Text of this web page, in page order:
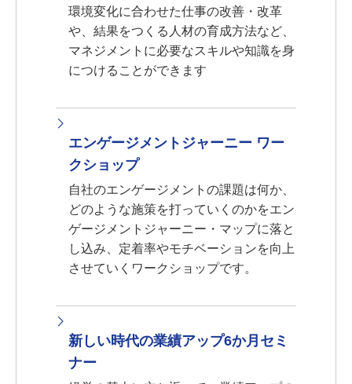
環境変化に合わせた仕事の改善・改革
や、結果をつくる人材の育成方法など、
マネジメントに必要なスキルや知識を身
につけることができます
エンゲージメントジャーニー ワー
クショップ
自社のエンゲージメントの課題は何か、
どのような施策を打っていくのかをエン
ゲージメントジャーニー・マップに落と
し込み、定着率やモチベーションを向上
させていくワークショップです。
新しい時代の業績アップ6か月セミ
ナー